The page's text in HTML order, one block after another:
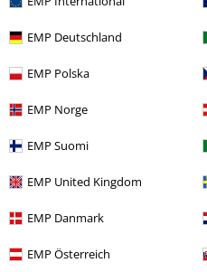
EMP Deutschland
EMP Polska
EMP Norge
EMP Suomi
EMP United Kingdom
EMP Danmark
EMP Österreich
Onze klantenservice
Je kunt ons morgen bereiken van
middags.
Service, catalogus,
Veelgestelde vragen